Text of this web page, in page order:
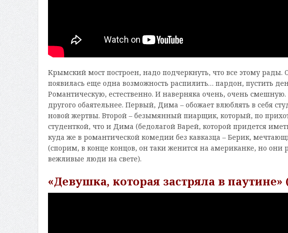
Крымский мост построен, надо подчеркнуть, что все этому
появилась еще одна возможность распилить… пардон, пустить
Романтическую, естественно. И наверняка очень, очень
другого обаятельнее. Первый, Дима – обожает влюблять в себя
новой жертвы. Второй – безымянный пиарщик, который, по
студенткой, что и Дима (бедолагой Варей, которой придется
куда же в романтической комедии без кавказца – Берик,
(спорим, в конце концов, он таки женится на американке, но они
вежливые люди на свете).
«Девушка, которая застряла в паутине»